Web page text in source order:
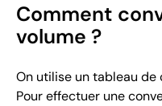
Comment
volume ?
On utilise un tableau
Pour effectuer une